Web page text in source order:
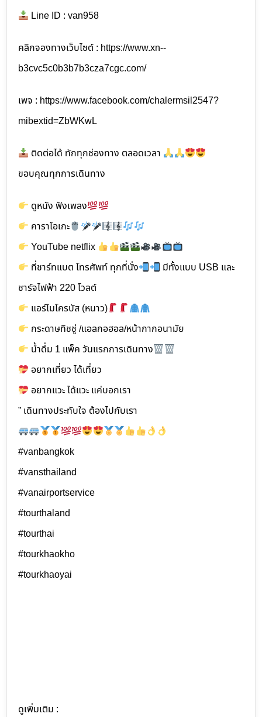
Line ID : van958
คลิกจองทางเว็บไซต์ : https://www.xn--
b3cvc5c0b3b7b3cza7cgc.com/
เพจ : https://www.facebook.com/chalermsil2547?
mibextid=ZbWKwL
ติดต่อได้ ทักทุกช่องทาง ตลอดเวลา
ขอบคุณทุกการเดินทาง
ดูหนัง ฟังเพลง
คาราโอเกะ
YouTube netflix
ที่ชาร์ทแบต โทรศัพท์ ทุกที่นั่ง
มีทั้งแบบ USB และ
ชาร์จไฟฟ้า 220 โวลต์
แอร์ไมโครบัส (หนาว)
กระดาษทิชชู่ /แอลกอฮอล/หน้ากากอนามัย
น้ำดื่ม 1 แพ็ค วันแรกการเดินทาง
อยากเที่ยว ได้เที่ยว
อยากแวะ ได้แวะ แค่บอกเรา
” เดินทางประทับใจ ต้องไปกับเรา
#vanbangkok
#vansthailand
#vanairportservice
#tourthaland
#tourthai
#tourkhaokho
#tourkhaoyai
ดูเพิ่มเติม :